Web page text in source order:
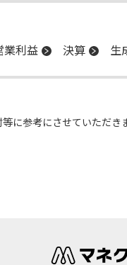
業利益 決算 生
に参考にさせていただき